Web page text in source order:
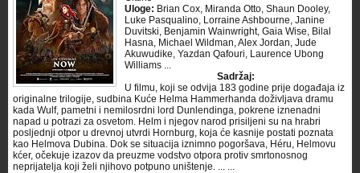
Uloge: Brian Cox, Miranda Otto, Shaun Dooley,
Luke Pasqualino, Lorraine Ashbourne, Janine
Duvitski, Benjamin Wainwright, Gaia Wise, Bilal
Hasna, Michael Wildman, Alex Jordan, Jude
Akuwudike, Yazdan Qafouri, Laurence Ubong
Williams ...
Sadržaj:
U filmu, koji se odvija 183 godine prije događaja iz
originalne trilogije, sudbina Kuće Helma Hammerhanda doživljava dramu
kada Wulf, pametni i nemilosrdni lord Dunlendinga, pokrene iznenadni
napad u potrazi za osvetom. Helm i njegov narod prisiljeni su na hrabri
posljednji otpor u drevnoj utvrdi Hornburg, koja će kasnije postati poznata
kao Helmova Dubina. Dok se situacija iznimno pogoršava, Héru, Helmovu
kćer, očekuje izazov da preuzme vodstvo otpora protiv smrtonosnog
neprijatelja koji želi njihovo potpuno uništenje. ... ...